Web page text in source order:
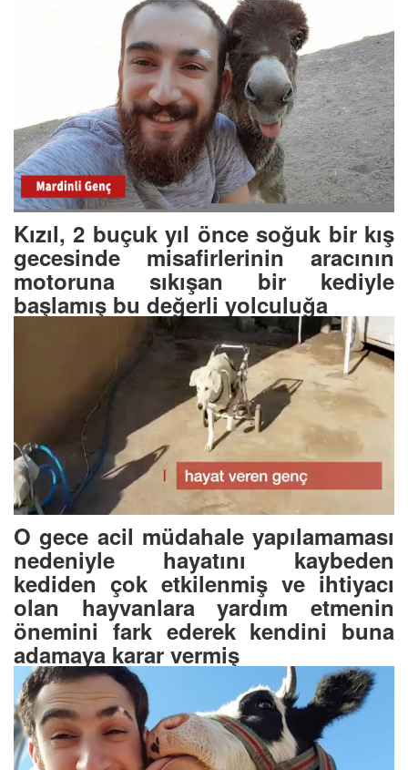
Kızıl, 2 buçuk yıl önce soğuk bir kış
gecesinde misafirlerinin aracının
motoruna sıkışan bir kediyle
başlamış bu değerli yolculuğa
O gece acil müdahale yapılamaması
nedeniyle hayatını kaybeden
kediden çok etkilenmiş ve ihtiyacı
olan hayvanlara yardım etmenin
önemini fark ederek kendini buna
adamaya karar vermiş